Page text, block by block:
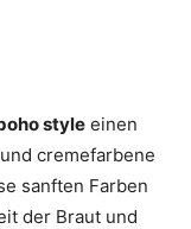
style einen
cremefarbene
sanften Farben
der Braut und